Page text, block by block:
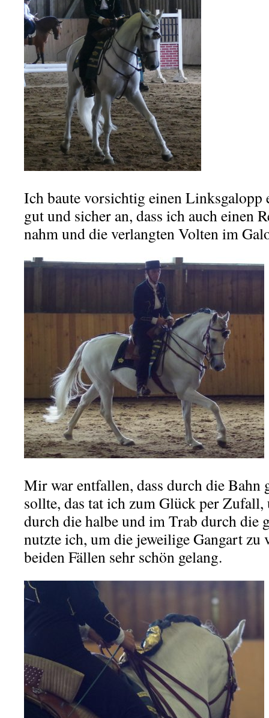
Ich baute vorsichtig einen Linksgalopp
gut und sicher an, dass ich auch einen
nahm und die verlangten Volten im
Mir war entfallen, dass durch die Bahn
sollte, das tat ich zum Glück per
durch die halbe und im Trab durch die
nutzte ich, um die jeweilige Gangart zu
beiden Fällen sehr schön gelang.